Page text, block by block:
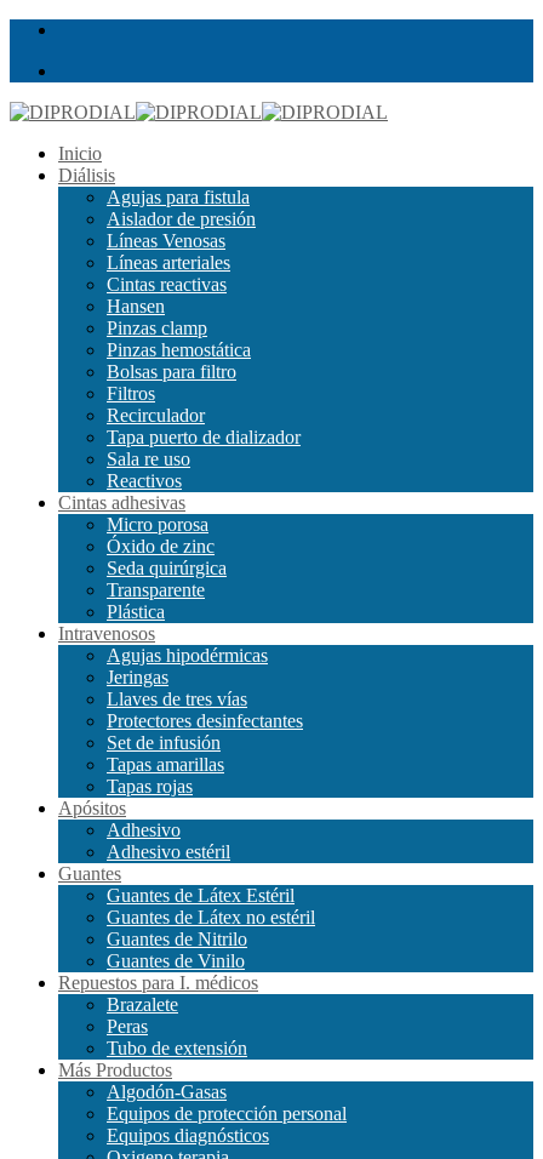
Inicio
Diálisis
Agujas para fistula
Aislador de presión
Líneas Venosas
Líneas arteriales
Cintas reactivas
Hansen
Pinzas clamp
Pinzas hemostática
Bolsas para filtro
Filtros
Recirculador
Tapa puerto de dializador
Sala re uso
Reactivos
Cintas adhesivas
Micro porosa
Óxido de zinc
Seda quirúrgica
Transparente
Plástica
Intravenosos
Agujas hipodérmicas
Jeringas
Llaves de tres vías
Protectores desinfectantes
Set de infusión
Tapas amarillas
Tapas rojas
Apósitos
Adhesivo
Adhesivo estéril
Guantes
Guantes de Látex Estéril
Guantes de Látex no estéril
Guantes de Nitrilo
Guantes de Vinilo
Repuestos para I. médicos
Brazalete
Peras
Tubo de extensión
Más Productos
Algodón-Gasas
Equipos de protección personal
Equipos diagnósticos